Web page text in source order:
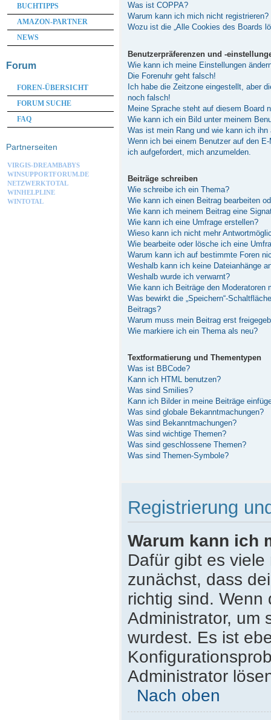
Was ist COPPA?
Warum kann ich mich nicht registrieren?
Wozu ist die „Alle Cookies des Boards
Benutzerpräferenzen und -
Wie kann ich meine Einstellungen
Die Forenuhr geht falsch!
Ich habe die Zeitzone eingestellt, aber
noch falsch!
Meine Sprache steht auf diesem Board
Wie kann ich ein Bild unter meinem
Was ist mein Rang und wie kann ich ihn
Wenn ich bei einem Benutzer auf den
ich aufgefordert, mich anzumelden.
Beiträge schreiben
Wie schreibe ich ein Thema?
Wie kann ich einen Beitrag bearbeiten
Wie kann ich meinem Beitrag eine
Wie kann ich eine Umfrage erstellen?
Wieso kann ich nicht mehr
Wie bearbeite oder lösche ich eine
Warum kann ich auf bestimmte Foren
Weshalb kann ich keine Dateianhänge
Weshalb wurde ich verwarnt?
Wie kann ich Beiträge den Moderatoren
Was bewirkt die „Speichern“-
Beitrags?
Warum muss mein Beitrag erst
Wie markiere ich ein Thema als neu?
Textformatierung und Thementypen
Was ist BBCode?
Kann ich HTML benutzen?
Was sind Smilies?
Kann ich Bilder in meine Beiträge
Was sind globale Bekanntmachungen?
Was sind Bekanntmachungen?
Was sind wichtige Themen?
Was sind geschlossene Themen?
Was sind Themen-Symbole?
Registrierung
Warum kann ich
Dafür gibt es
zunächst, dass
richtig sind. Wenn
Administrator, um
wurdest. Es ist
Administrator
Nach oben
BUCHTIPPS
AMAZON-PARTNER
NEWS
Forum
FOREN-ÜBERSICHT
FORUM SUCHE
FAQ
Partnerseiten
VIRGIS-DREAMBABYS
WINSUPPORTFORUM.DE
NETZWERKTOTAL
WINHELPLINE
WINTOTAL